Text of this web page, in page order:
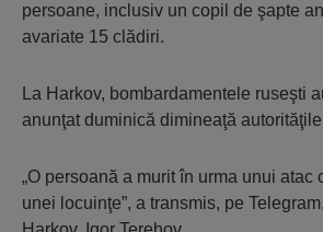
persoane, inclusiv un copil de şapte
avariate 15 clădiri.
La Harkov, bombardamentele ruseşti
anunţat duminică dimineaţă
„O persoană a murit în urma unui atac
unei locuinţe”, a transmis, pe